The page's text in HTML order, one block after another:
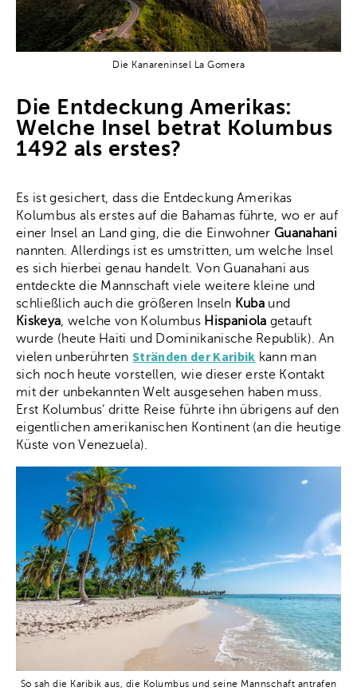
Die Kanareninsel La Gomera
Die Entdeckung Amerikas:
Welche Insel betrat Kolumbus
1492 als erstes?
Es ist gesichert, dass die Entdeckung Amerikas
Kolumbus als erstes auf die Bahamas führte, wo er auf
einer Insel an Land ging, die die Einwohner Guanahani
nannten. Allerdings ist es umstritten, um welche Insel
es sich hierbei genau handelt. Von Guanahani aus
entdeckte die Mannschaft viele weitere kleine und
schließlich auch die größeren Inseln Kuba und
Kiskeya, welche von Kolumbus Hispaniola getauft
wurde (heute Haiti und Dominikanische Republik). An
vielen unberührtenStränden der Karibik kann man
sich noch heute vorstellen, wie dieser erste Kontakt
mit der unbekannten Welt ausgesehen haben muss.
Erst Kolumbus‘ dritte Reise führte ihn übrigens auf den
eigentlichen amerikanischen Kontinent (an die heutige
Küste von Venezuela).
So sah die Karibik aus, die Kolumbus und seine Mannschaft antrafen